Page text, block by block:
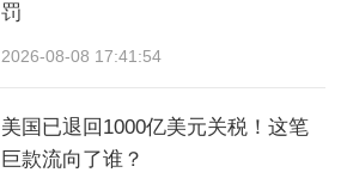
罚
2026-08-08 17:41:54
美国已退回1000亿美元关税！这笔
巨款流向了谁？